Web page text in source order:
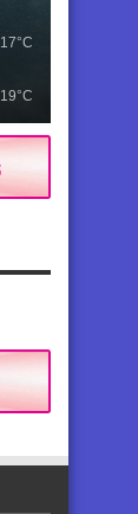
17°C
19°C